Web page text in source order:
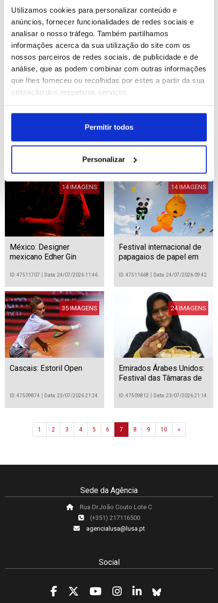
Utilizamos cookies para personalizar conteúdo e
anúncios, fornecer funcionalidades de redes sociais e
analisar o nosso tráfego. Também partilhamos
informações acerca da sua utilização do site com os
nossos parceiros de redes sociais, de publicidade e de
análise, que as podem combinar com outras informações
que lhes forneceu ou recolhidas por estes a partir da sua
utilização dos respetivos serviços.
Permitir todos
Personalizar
Abu Dhabi: UFC
Paramount Fight Night 17
ID: 47519673 Data: 25/07/2026 21:59
Sporting vence Mónaco
por 2-0 e conquista
Troféu Cinco Violinos
ID: 47519666 Data: 25/07/2026 21:57
13 IMAGENS
Manifestação nacional
Exames Nacionais" em
18 IMAGENS
Benfica vence
jogo de preparação para a
temporada 2026/27
14 IMAGENS
México: Designer
mexicano Edher Gin
«Living Gold» na
Intermoda
ID: 47511707 Data: 24/07/2026 11:46
14 IMAGENS
Festival internacional de
papagaios de papel em
ID: 47511668 Data: 24/07/2026 09:42
35 IMAGENS
Cascais: Estoril Open
ID: 47509874 Data: 23/07/2026 21:24
24 IMAGENS
Emirados Árabes Unidos:
Festival das Tâmaras de
ID: 47509812 Data: 23/07/2026 21:14
1 2 3 4 5 6 7 8 9 10 »Next
Sede da Agência
Rua Dr.João Couto Lote C
(+351) 217116500
agencialusa@lusa.pt
Social